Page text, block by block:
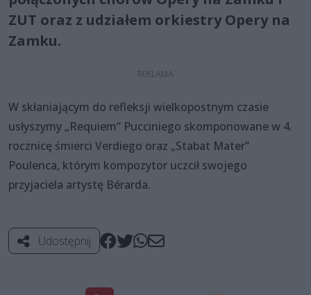
ZUT oraz z udziałem orkiestry Opery na
Zamku.
W skłaniającym do refleksji wielkopostnym czasie
usłyszymy „Requiem” Pucciniego skomponowane w 4.
rocznicę śmierci Verdiego oraz „Stabat Mater”
Poulenca, którym kompozytor uczcił swojego
przyjaciela artystę Bérarda.
Udostępnij